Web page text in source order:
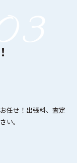
任せ！出張料、査定
い。